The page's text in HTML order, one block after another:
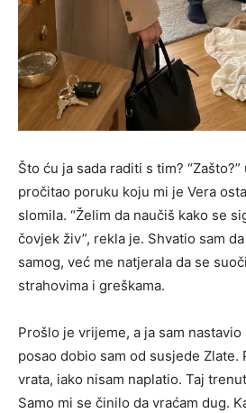
Što ću ja sada raditi s tim?
pročitao poruku koju mi je Vera
slomila. “Želim da naučiš kako se
čovjek živ”, rekla je. Shvatio sam
samog, već me natjerala da se
strahovima i greškama.
Prošlo je vrijeme, a ja sam
posao dobio sam od susjede Zlate.
vrata, iako nisam naplatio. Taj
Samo mi se činilo da vraćam dug.